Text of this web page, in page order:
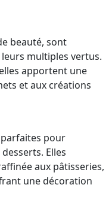
beauté, sont
multiples vertus.
apportent une
et aux créations
parfaites pour
Elles
aux pâtisseries,
une décoration